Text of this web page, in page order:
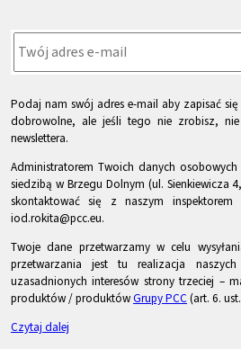
Podaj nam swój adres e-mail aby zapisać
dobrowolne, ale jeśli tego nie zrobisz,
newslettera.
Administratorem Twoich danych osobowych
siedzibą w Brzegu Dolnym (ul. Sienkiewicza
skontaktować się z naszym inspektorem
iod.rokita@pcc.eu.
Twoje dane przetwarzamy w celu
przetwarzania jest tu realizacja
uzasadnionych interesów strony trzeciej –
produktów / produktówGrupy PCC (art. 6.
Czytaj dalej